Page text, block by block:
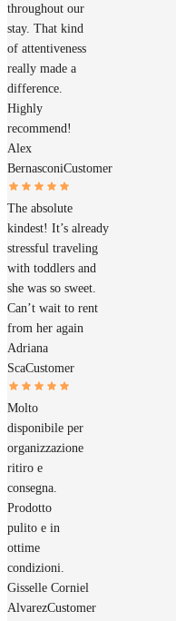
throughout our
stay. That kind
of attentiveness
really made a
difference.
Highly
recommend!
Alex
BernasconiCustomer
The absolute
kindest! It’s already
stressful traveling
with toddlers and
she was so sweet.
Can’t wait to rent
from her again
Adriana
ScaCustomer
Molto
disponibile per
organizzazione
ritiro e
consegna.
Prodotto
pulito e in
ottime
condizioni.
Gisselle Corniel
AlvarezCustomer